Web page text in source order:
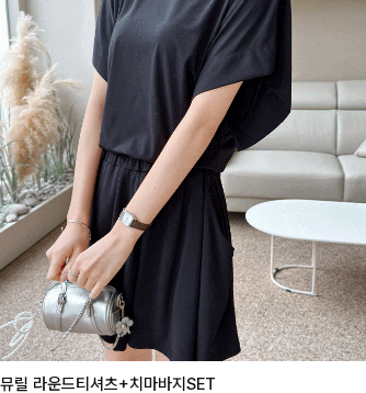
뮤릴 라운드티셔츠+치마바지SET